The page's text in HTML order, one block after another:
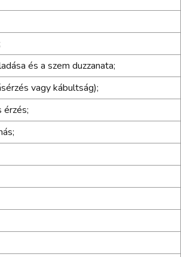
és a szem duzzanata;
vagy kábultság);
érzés;